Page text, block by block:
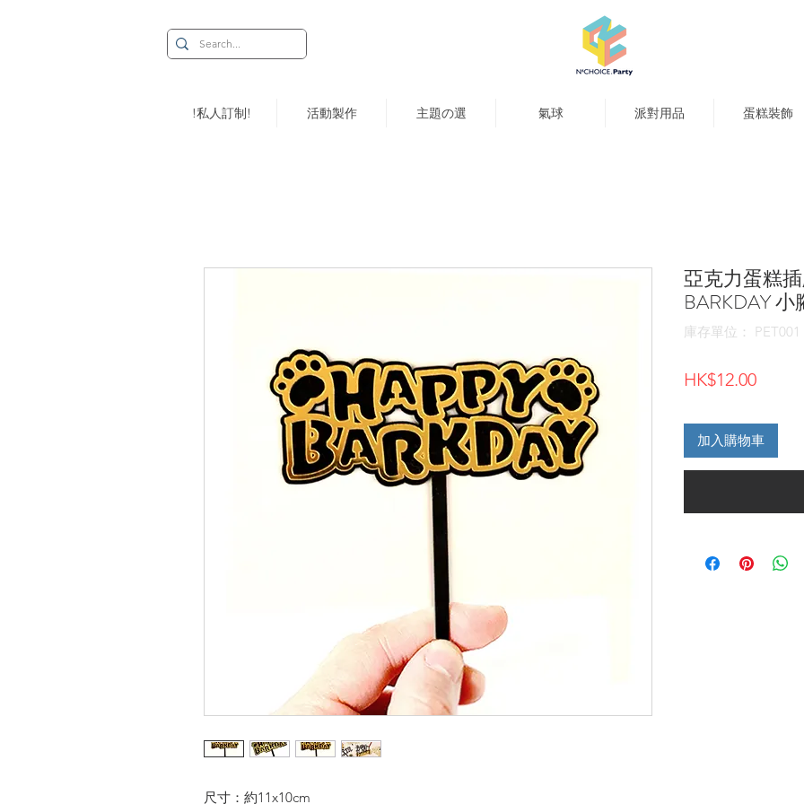
!私人訂制! 活動製作 主題の選 氣球 派對用品 蛋糕裝飾
尺寸：約11x10cm
亞克力蛋糕
BARKDAY
庫存單位： PET001
HK$12.00價
加入購物車